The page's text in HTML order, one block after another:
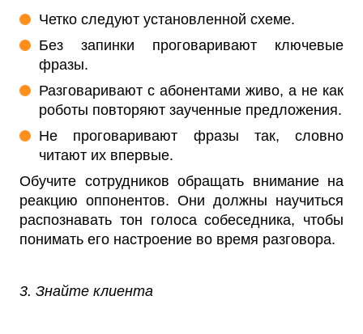
Четко следуют установленной схеме.
Без запинки проговаривают ключевые
фразы.
Разговаривают с абонентами живо, а не как
роботы повторяют заученные предложения.
Не проговаривают фразы так, словно
читают их впервые.
Обучите сотрудников обращать внимание на
реакцию оппонентов. Они должны научиться
распознавать тон голоса собеседника, чтобы
понимать его настроение во время разговора.
3. Знайте клиента